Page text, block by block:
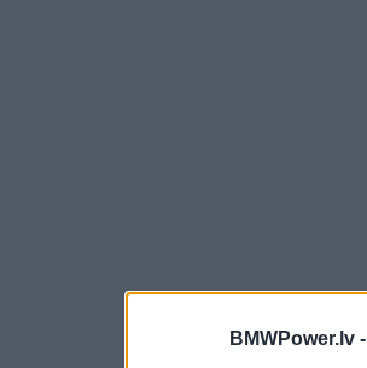
BMWPower.lv -